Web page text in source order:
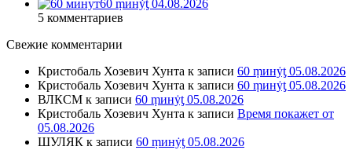
60 ṃинẏƫ 04.08.2026
5 комментариев
Свежие комментарии
Кристобаль Хозевич Хунта к записи 60 ṃинẏƫ 05.08.2026
Кристобаль Хозевич Хунта к записи 60 ṃинẏƫ 05.08.2026
ВЛКСМ к записи 60 ṃинẏƫ 05.08.2026
Кристобаль Хозевич Хунта к записи Время покажет от
05.08.2026
ШУЛЯК к записи 60 ṃинẏƫ 05.08.2026